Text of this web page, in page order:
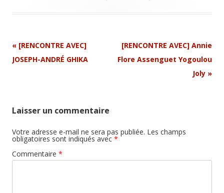
Navigation
Article
« [RENCONTRE AVEC]
JOSEPH-ANDRÉ GHIKA
[RENCONTRE AVEC] Annie
Flore Assenguet Yogoulou
Joly »
Laisser un commentaire
Votre adresse e-mail ne sera pas publiée. Les champs
obligatoires sont indiqués avec *
Commentaire *